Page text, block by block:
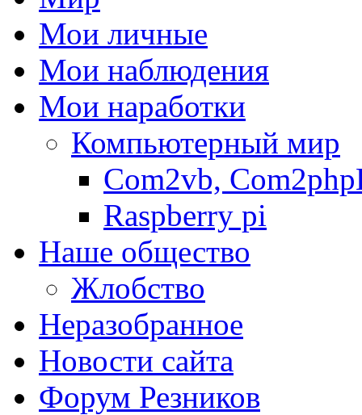
Мои личные
Мои наблюдения
Мои наработки
Компьютерный мир
Com2vb,
Raspberry pi
Наше общество
Жлобство
Неразобранное
Новости сайта
Форум Резников